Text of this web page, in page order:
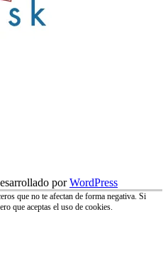
porWordPress
que no te afectan de forma negativa. Si
que aceptas el uso de cookies.